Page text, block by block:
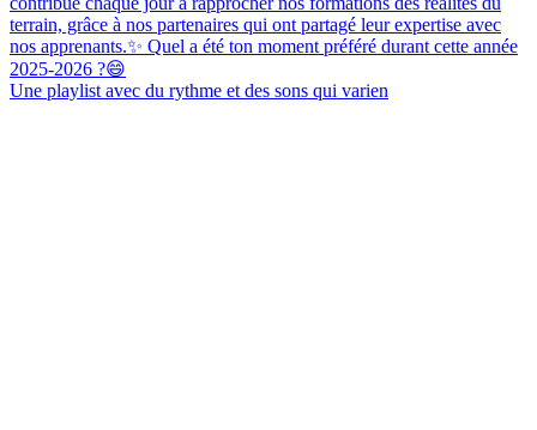
Une playlist avec du rythme et des sons qui varien